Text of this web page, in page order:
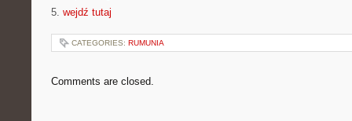
5. wejdź tutaj
CATEGORIES: RUMUNIA
Comments are closed.